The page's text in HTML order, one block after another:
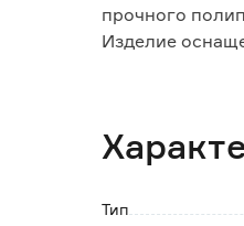
прочного
Изделие
- благодаря
- два
Тип